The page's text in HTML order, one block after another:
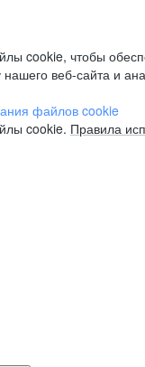
cookie, чтобы
веб-сайта и
файлов cookie
cookie. Правила